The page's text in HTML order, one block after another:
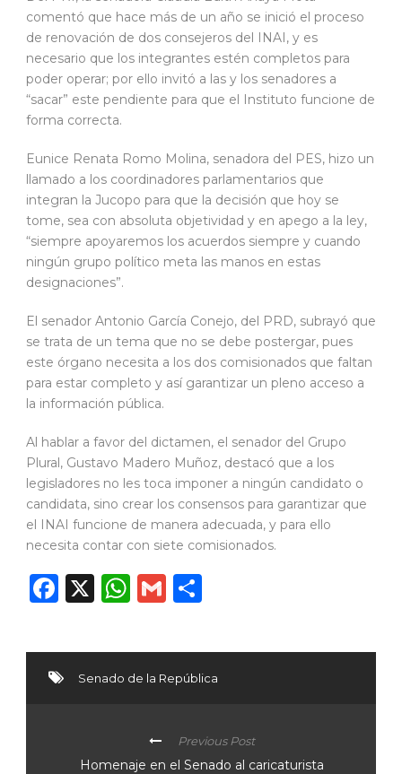
comentó que hace más de un año se inició el proceso
de renovación de dos consejeros del INAI, y es
necesario que los integrantes estén completos para
poder operar; por ello invitó a las y los senadores a
“sacar” este pendiente para que el Instituto funcione de
forma correcta.
Eunice Renata Romo Molina, senadora del PES, hizo un
llamado a los coordinadores parlamentarios que
integran la Jucopo para que la decisión que hoy se
tome, sea con absoluta objetividad y en apego a la ley,
“siempre apoyaremos los acuerdos siempre y cuando
ningún grupo político meta las manos en estas
designaciones”.
El senador Antonio García Conejo, del PRD, subrayó que
se trata de un tema que no se debe postergar, pues
este órgano necesita a los dos comisionados que faltan
para estar completo y así garantizar un pleno acceso a
la información pública.
Al hablar a favor del dictamen, el senador del Grupo
Plural, Gustavo Madero Muñoz, destacó que a los
legisladores no les toca imponer a ningún candidato o
candidata, sino crear los consensos para garantizar que
el INAI funcione de manera adecuada, y para ello
necesita contar con siete comisionados.
Facebook
X WhatsApp
Gmail
Senado de la República
Previous Post
Homenaje en el Senado al caricaturista